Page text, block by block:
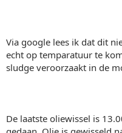
Via google lees ik dat dit
echt op temparatuur te
sludge veroorzaakt in de
De laatste oliewissel is